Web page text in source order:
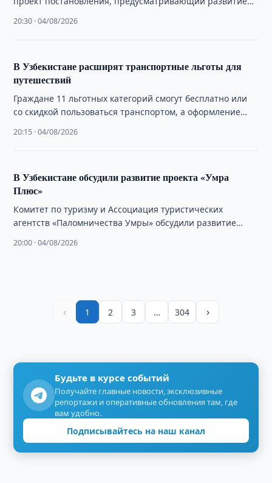
инфраструктуры.
20:30 · 04/08/2026
В Узбекистане расширят транспортные льготы для
путешествий
Граждане 11 льготных категорий смогут бесплатно или
со скидкой пользоваться транспортом, а оформление
20:15 · 04/08/2026
В Узбекистане обсудили развитие проекта «Умра
Плюс»
Комитет по туризму и Ассоциация туристических
агентств «Паломничества Умры» обсудили развитие
Плюс».
20:00 · 04/08/2026
‹ 1 2 3 … 304 ›
Будьте в курсе событий
Получайте главные новости, эксклюзивные
репортажи и оперативные обновления там, где
вам удобно.
Подписывайтесь на наш канал